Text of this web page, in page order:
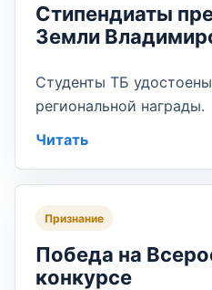
Стипендиаты
Земли
Студенты ТБ
региональной награды.
Читать
Признание
Победа на
конкурсе